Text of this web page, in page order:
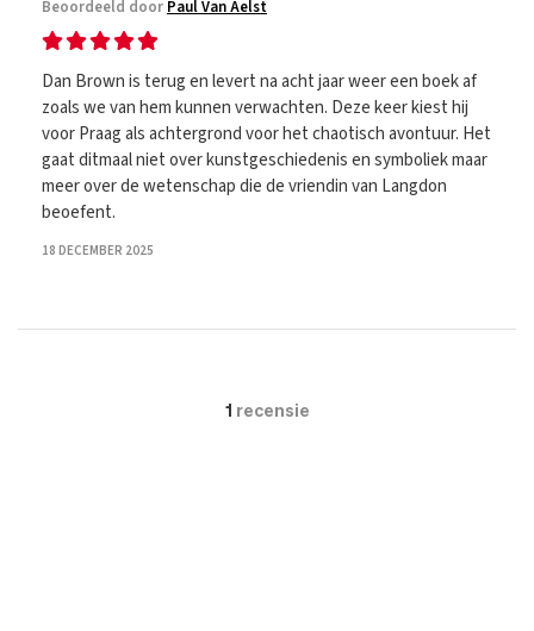
Beoordeeld door Paul Van Aelst
Dan Brown is terug en levert na acht jaar weer een boek af
zoals we van hem kunnen verwachten. Deze keer kiest hij
voor Praag als achtergrond voor het chaotisch avontuur. Het
gaat ditmaal niet over kunstgeschiedenis en symboliek maar
meer over de wetenschap die de vriendin van Langdon
beoefent.
18 DECEMBER 2025
1 recensie